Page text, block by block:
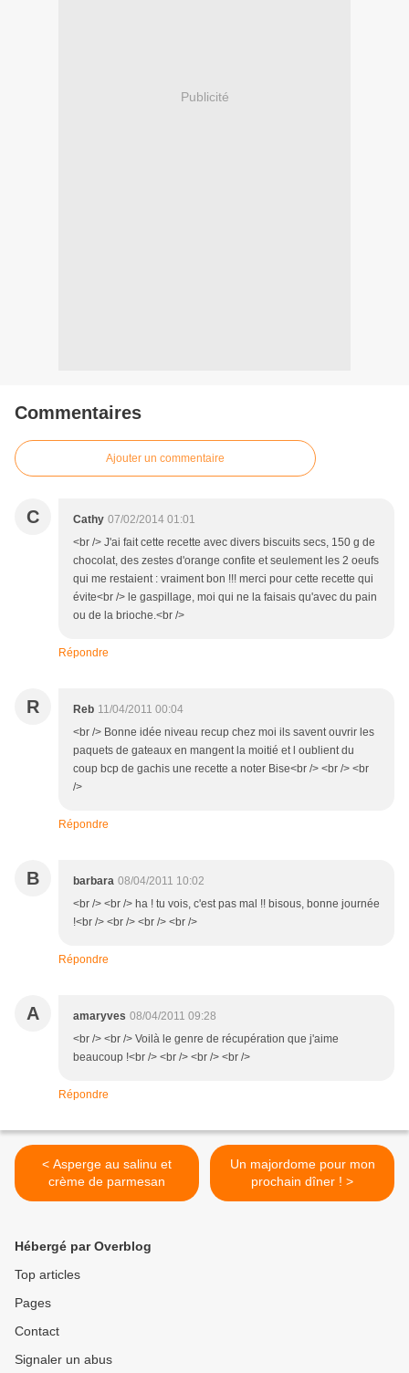
Publicité
Commentaires
Ajouter un commentaire
C Cathy 07/02/2014 01:01
<br /> J'ai fait cette recette avec divers biscuits secs, 150 g de
chocolat, des zestes d'orange confite et seulement les 2 oeufs
qui me restaient : vraiment bon !!! merci pour cette recette qui
évite<br /> le gaspillage, moi qui ne la faisais qu'avec du pain
ou de la brioche.<br />
Répondre
R Reb 11/04/2011 00:04
<br /> Bonne idée niveau recup chez moi ils savent ouvrir les
paquets de gateaux en mangent la moitié et l oublient du
coup bcp de gachis une recette a noter Bise<br /> <br /> <br
/>
Répondre
B barbara 08/04/2011 10:02
<br /> <br /> ha ! tu vois, c'est pas mal !! bisous, bonne journée
!<br /> <br /> <br /> <br />
Répondre
A amaryves 08/04/2011 09:28
<br /> <br /> Voilà le genre de récupération que j'aime
beaucoup !<br /> <br /> <br /> <br />
Répondre
< Asperge au salinu et
crème de parmesan
Un majordome pour mon
prochain dîner ! >
Hébergé par Overblog
Top articles
Pages
Contact
Signaler un abus